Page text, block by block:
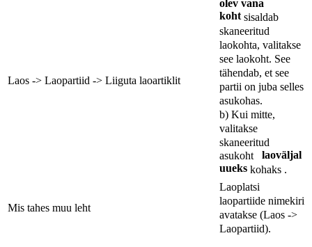
Laos -> Laopartiid -> Liiguta laoartiklit
olev vana
kohtsisaldab
skaneeritud
laokohta, valitakse
see laokoht. See
tähendab, et see
partii on juba selles
asukohas.
b) Kui mitte,
valitakse
skaneeritud
asukoht
laoväljal
uueks kohaks .
Mis tahes muu leht
Laoplatsi
laopartiide nimekiri
avatakse (Laos ->
Laopartiid).